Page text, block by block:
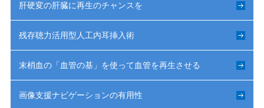
肝硬変の肝臓に再生のチャンスを
残存聴力活用型人工内耳挿入術
末梢血の「血管の基」を使って血管を再生させる
画像支援ナビゲーションの有用性